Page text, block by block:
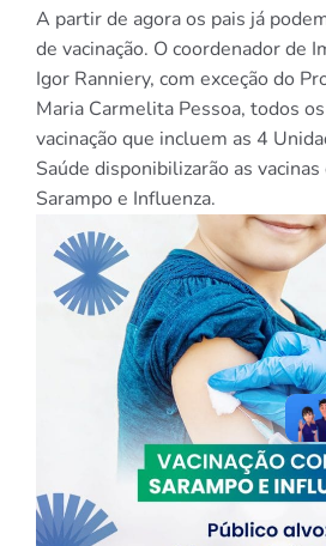
A partir de agora os pais já
de vacinação. O coordenador de
Igor Ranniery, com exceção do
Maria Carmelita Pessoa, todos
vacinação que incluem as 4
Saúde disponibilizarão as
Sarampo e Influenza.